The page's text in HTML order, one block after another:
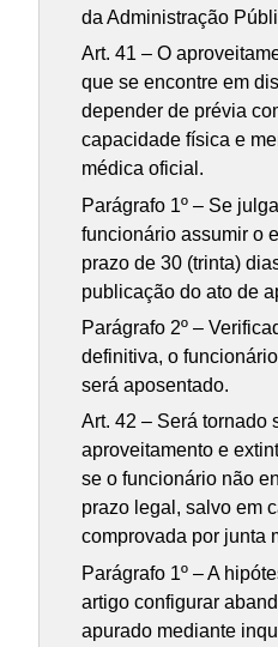
da Administração
Art. 41 – O
que se encontre em
depender de prévia
capacidade física e
médica oficial.
Parágrafo 1º – Se
funcionário assumir o
prazo de 30 (trinta)
publicação do ato de
Parágrafo 2º –
definitiva, o
será aposentado.
Art. 42 – Será tornado
aproveitamento e
se o funcionário não
prazo legal, salvo em
comprovada por junta
Parágrafo 1º – A
artigo configurar
apurado mediante